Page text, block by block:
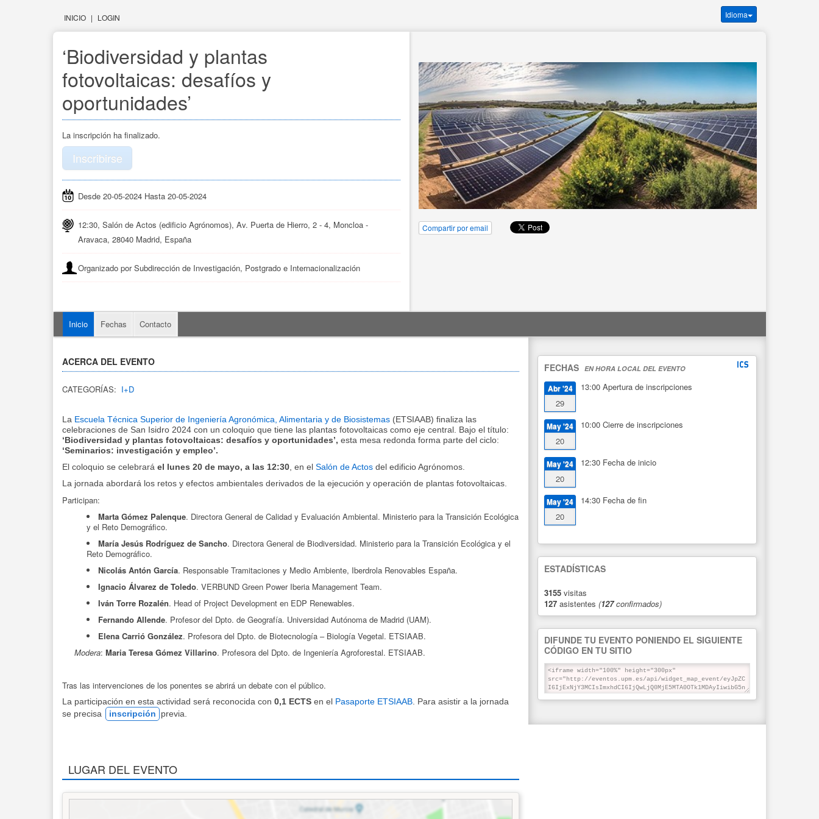
INICIO | LOGIN Idioma
‘Biodiversidad y plantas
fotovoltaicas: desafíos y
oportunidades’
La inscripción ha finalizado.
Inscribirse
Desde 20-05-2024 Hasta 20-05-2024
12:30, Salón de Actos (edificio Agrónomos), Av. Puerta de Hierro, 2 - 4, Moncloa -
Aravaca, 28040 Madrid, España
Organizado por Subdirección de Investigación, Postgrado e Internacionalización
Compartir por email
Inicio Fechas Contacto
ACERCA DEL EVENTO
CATEGORÍAS: I+D
La Escuela Técnica Superior de Ingeniería Agronómica, Alimentaria y de Biosistemas (ETSIAAB) finaliza las
celebraciones de San Isidro 2024 con un coloquio que tiene las plantas fotovoltaicas como eje central. Bajo el título:
‘Biodiversidad y plantas fotovoltaicas: desafíos y oportunidades’, esta mesa redonda forma parte del ciclo:
‘Seminarios: investigación y empleo’.
El coloquio se celebrará el lunes 20 de mayo, a las 12:30 , en el Salón de Actos del edificio Agrónomos.
La jornada abordará los retos y efectos ambientales derivados de la ejecución y operación de plantas fotovoltaicas.
Participan:
Marta Gómez Palenque. Directora General de Calidad y Evaluación Ambiental. Ministerio para la Transición Ecológica
y el Reto Demográfico.
María Jesús Rodríguez de Sancho. Directora General de Biodiversidad. Ministerio para la Transición Ecológica y el
Reto Demográfico.
Nicolás Antón García. Responsable Tramitaciones y Medio Ambiente, Iberdrola Renovables España.
Ignacio Álvarez de Toledo. VERBUND Green Power Iberia Management Team.
Iván Torre Rozalén. Head of Project Development en EDP Renewables.
Fernando Allende. Profesor del Dpto. de Geografía. Universidad Autónoma de Madrid (UAM).
Elena Carrió González. Profesora del Dpto. de Biotecnología – Biología Vegetal. ETSIAAB.
Modera: Maria Teresa Gómez Villarino. Profesora del Dpto. de Ingeniería Agroforestal. ETSIAAB.
Tras las intervenciones de los ponentes se abrirá un debate con el público.
La participación en esta actividad será reconocida con 0,1 ECTS en el Pasaporte ETSIAAB . Para asistir a la jornada
se precisa
inscripción previa.
LUGAR DEL EVENTO
FECHAS EN HORA LOCAL DEL EVENTO
Abr '24
29
13:00 Apertura de inscripciones
May '24
20
10:00 Cierre de inscripciones
May '24
20
12:30 Fecha de inicio
May '24
20
14:30 Fecha de fin
ESTADÍSTICAS
3155 visitas
127 asistentes (127confirmados)
DIFUNDE TU EVENTO PONIENDO EL SIGUIENTE
CÓDIGO EN TU SITIO